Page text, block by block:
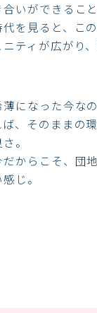
いができること
を見ると、こ
ティが広がり
になった今な
、そのままの
。
からこそ、団
じ。